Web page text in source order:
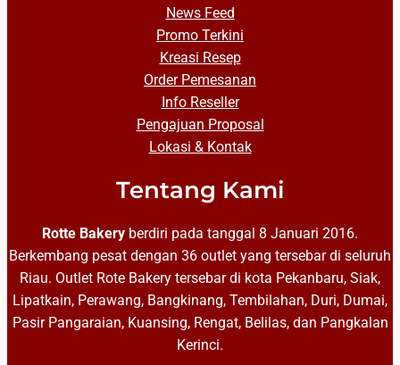
News Feed
Promo Terkini
Kreasi Resep
Order Pemesanan
Info Reseller
Pengajuan Proposal
Lokasi & Kontak
Tentang Kami
Rotte Bakery berdiri pada tanggal 8 Januari 2016.
Berkembang pesat dengan 36 outlet yang tersebar di seluruh
Riau. Outlet Rote Bakery tersebar di kota Pekanbaru, Siak,
Lipatkain, Perawang, Bangkinang, Tembilahan, Duri, Dumai,
Pasir Pangaraian, Kuansing, Rengat, Belilas, dan Pangkalan
Kerinci.